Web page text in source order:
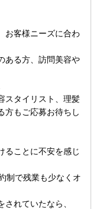
お客様ニーズに合わ
ある方、訪問美容や
スタイリスト、理髪
方もご応募お待ちし
ることに不安を感じ
制で残業も少なくオ
されていたなら、